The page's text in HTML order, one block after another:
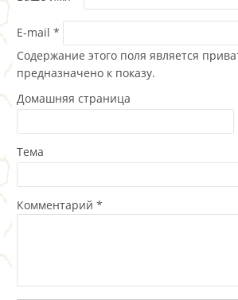
E-mail *
Содержание этого поля является
предназначено к показу.
Домашняя страница
Тема
Комментарий *